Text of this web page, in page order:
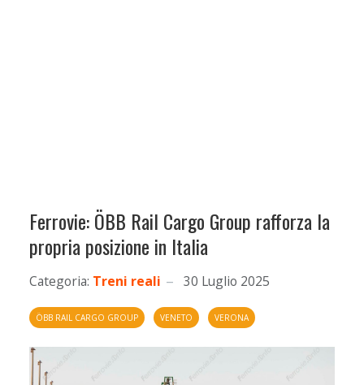
Ferrovie: ÖBB Rail Cargo Group rafforza la
propria posizione in Italia
Categoria: Treni reali 30 Luglio 2025
ÖBB RAIL CARGO GROUP VENETO VERONA